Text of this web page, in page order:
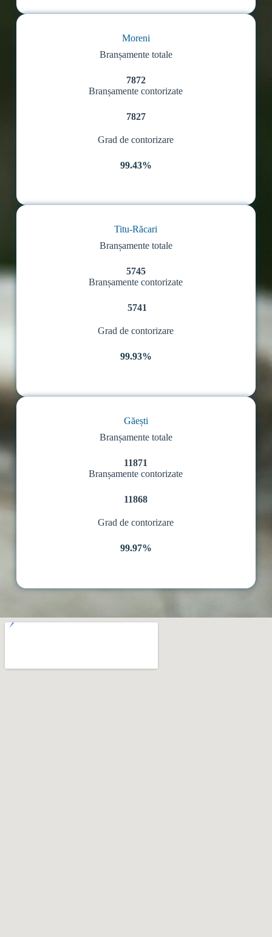
Moreni
Branșamente totale
7872
Branșamente contorizate
7827
Grad de contorizare
99.43%
Titu-Răcari
Branșamente totale
5745
Branșamente contorizate
5741
Grad de contorizare
99.93%
Găești
Branșamente totale
11871
Branșamente contorizate
11868
Grad de contorizare
99.97%